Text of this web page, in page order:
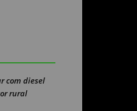
com diesel
rural